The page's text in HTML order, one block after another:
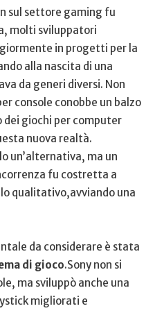
sul settore gaming fu
molti sviluppatori
in progetti per la
alla ⁢nascita di una
da generi⁣ diversi. Non
console conobbe un balzo
dei giochi per computer
nuova realtà.
un’alternativa, ma un
fu costretta a​
qualitativo,avviando una
da considerare è stata
di gioco.Sony non si
ma sviluppò ⁣anche⁢ una
migliorati ‍e